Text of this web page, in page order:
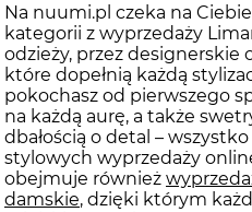
Na nuumi.pl czeka na
kategorii z wyprzedaży
odzieży, przez designerskie
które dopełnią każdą
pokochasz od pierwszego
na każdą aurę, a także
dbałością o detal –
stylowych wyprzedaży
obejmuje również
damskie, dzięki którym